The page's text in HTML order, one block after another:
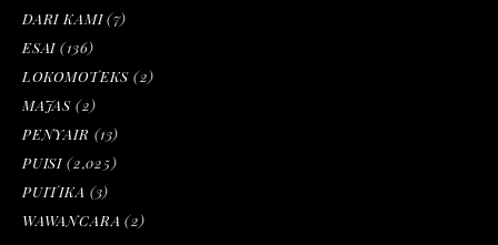
DARI KAMI(7)
ESAI (136)
LOKOMOTEKS (2)
MAJAS (2)
PENYAIR (13)
PUISI (2,025)
PUITIKA (3)
WAWANCARA (2)